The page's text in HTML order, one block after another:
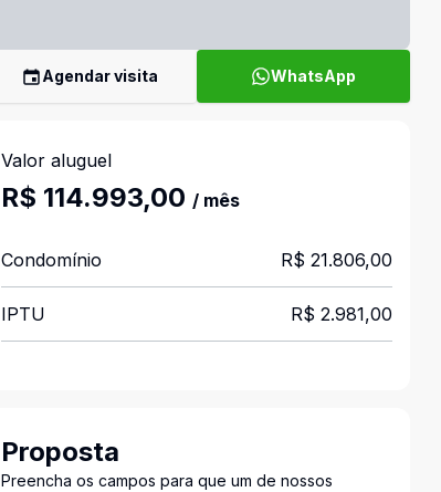
Agendar visita WhatsApp
Valor aluguel
R$ 114.993,00 / mês
Condomínio R$ 21.806,00
IPTU R$ 2.981,00
Proposta
Preencha os campos para que um de nossos